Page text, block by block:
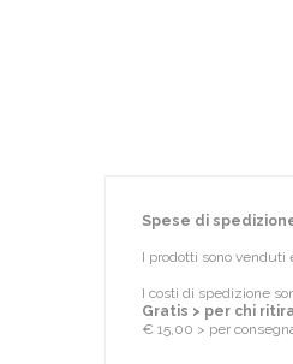
Spese di
I prodotti sono venduti
I costi di spedizione
Gratis > per chi
€ 15,00 > per